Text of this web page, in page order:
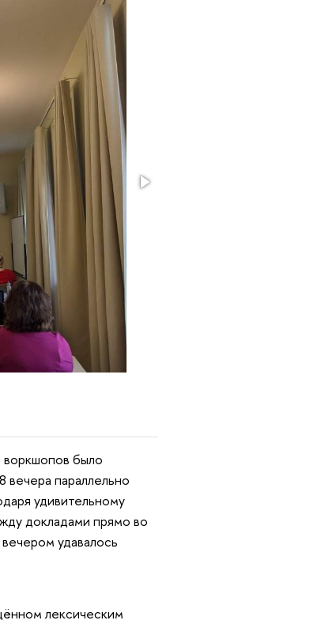
было
параллельно
удивительному
докладами прямо во
удавалось
лексическим